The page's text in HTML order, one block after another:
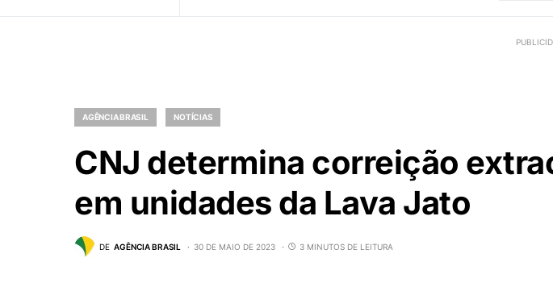
AGÊNCIA BRASIL NOTÍCIAS
CNJ determina correição
em unidades da Lava Jato
DE AGÊNCIA BRASIL 30 DE MAIO DE 2023 3 MINUTOS DE LEITURA